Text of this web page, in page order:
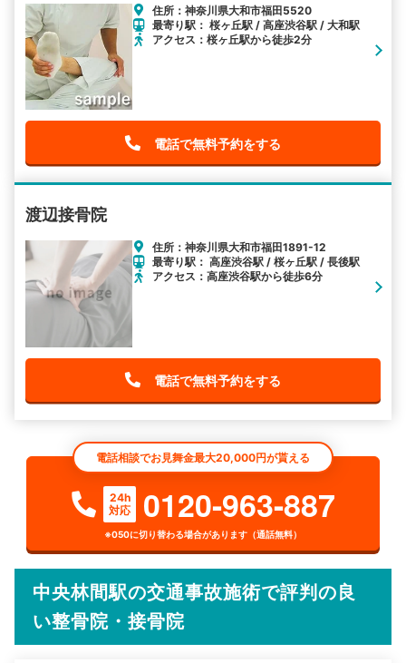
住所：神奈川県大和市福田5520
最寄り駅： 桜ヶ丘駅 / 高座渋谷駅 / 大和駅
アクセス：桜ヶ丘駅から徒歩2分
電話で無料予約をする
渡辺接骨院
住所：神奈川県大和市福田1891-12
最寄り駅： 高座渋谷駅 / 桜ヶ丘駅 / 長後駅
アクセス：高座渋谷駅から徒歩6分
電話で無料予約をする
電話相談でお見舞金最大20,000円が貰える
24h
対応
0120-963-887
※050に切り替わる場合があります（通話無料）
中央林間駅の交通事故施術で評判の良
い整骨院・接骨院